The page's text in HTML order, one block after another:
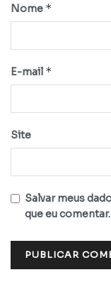
Nome *
E-mail *
Site
Salvar meus
que eu comentar.